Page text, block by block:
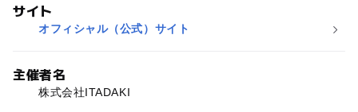
サイト
オフィシャル（公式）サイト
主催者名
株式会社ITADAKI